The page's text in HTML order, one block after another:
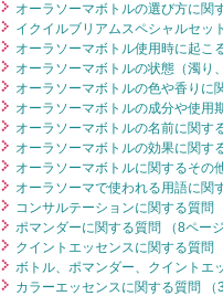
オーラソーマボトルの選び方に関
イクイルブリアムスペシャルセッ
オーラソーマボトル使用時に起こ
オーラソーマボトルの状態（濁り
オーラソーマボトルの色や香りに
オーラソーマボトルの成分や使用
オーラソーマボトルの名前に関す
オーラソーマボトルの効果に関す
オーラソーマボトルに関するその
オーラソーマで使われる用語に関
コンサルテーションに関する質問
ポマンダーに関する質問 （8ページ
クイントエッセンスに関する質問
ボトル、ポマンダー、クイントエ
カラーエッセンスに関する質問 （3